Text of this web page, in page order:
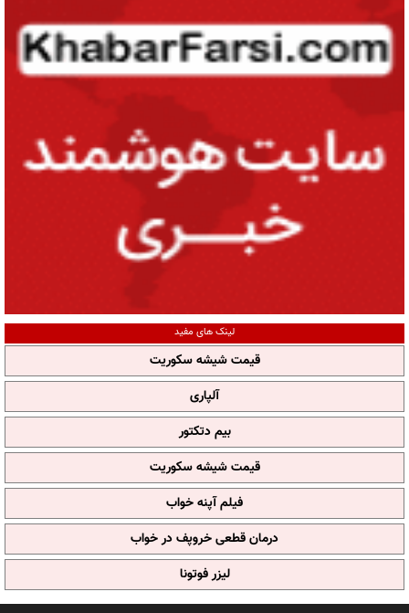
لینک های مفید
قیمت شیشه سکوریت
آلپاری
بیم دتکتور
قیمت شیشه سکوریت
فیلم آپنه خواب
درمان قطعی خروپف در خواب
لیزر فوتونا